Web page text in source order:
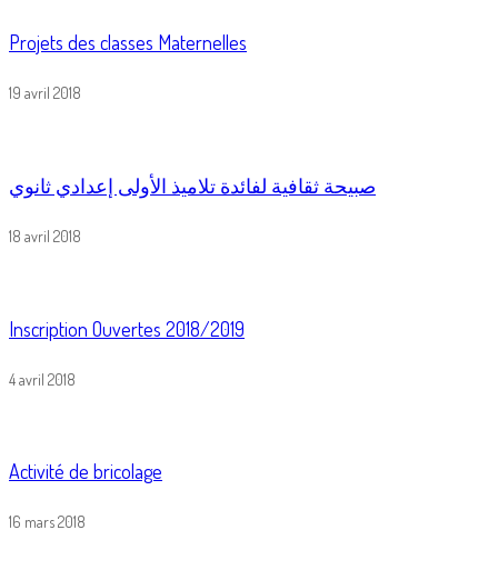
Projets des classes Maternelles
19 avril 2018
صبيحة ثقافية لفائدة تلاميذ الأولى إعدادي ثانوي
18 avril 2018
Inscription Ouvertes 2018/2019
4 avril 2018
Activité de bricolage
16 mars 2018